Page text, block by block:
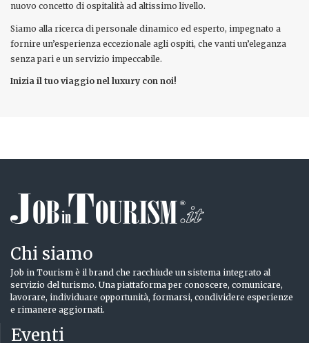
nuovo concetto di ospitalità ad altissimo livello.
Siamo alla ricerca di personale dinamico ed esperto, impegnato a
fornire un’esperienza eccezionale agli ospiti, che vanti un’eleganza
senza pari e un servizio impeccabile.
Inizia il tuo viaggio nel luxury con noi!
Chi siamo
Job in Tourism è il brand che racchiude un sistema integrato al
servizio del turismo. Una piattaforma per conoscere, comunicare,
lavorare, individuare opportunità, formarsi, condividere esperienze
e rimanere aggiornati.
Eventi